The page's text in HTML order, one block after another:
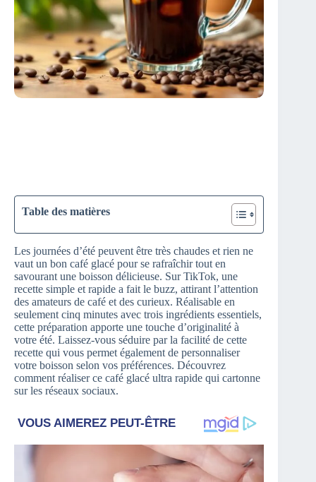
Table des matières
Les journées d’été peuvent être très chaudes et rien ne
vaut un bon café glacé pour se rafraîchir tout en
savourant une boisson délicieuse. Sur TikTok, une
recette simple et rapide a fait le buzz, attirant l’attention
des amateurs de café et des curieux. Réalisable en
seulement cinq minutes avec trois ingrédients essentiels,
cette préparation apporte une touche d’originalité à
votre été. Laissez-vous séduire par la facilité de cette
recette qui vous permet également de personnaliser
votre boisson selon vos préférences. Découvrez
comment réaliser ce café glacé ultra rapide qui cartonne
sur les réseaux sociaux.